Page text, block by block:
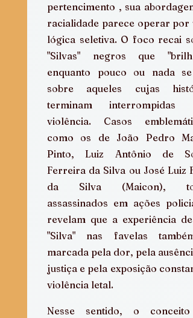
pertencimento , sua
racialidade parece operar por
lógica seletiva. O foco recai
"Silvas" negros que
enquanto pouco ou nada se
sobre aqueles cujas
terminam interrompidas
violência. Casos
como os de João Pedro
Pinto, Luiz Antônio de
Ferreira da Silva ou José Luiz
da Silva (Maicon),
assassinados em ações
revelam que a experiência de
"Silva" nas favelas
marcada pela dor, pela
justiça e pela exposição
violência letal.
Nesse sentido, o conceito